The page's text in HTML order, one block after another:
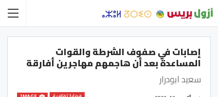
إصابات في صفوف الشرطة والقوات
المساعدة بعد أن هاجمهم مهاجرين أفارقة
سعيد ابودرار